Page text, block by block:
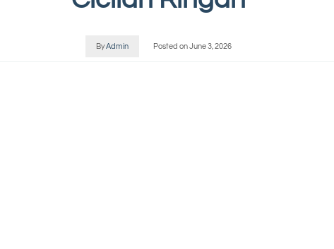
ByAdmin Posted onJune 3, 2026